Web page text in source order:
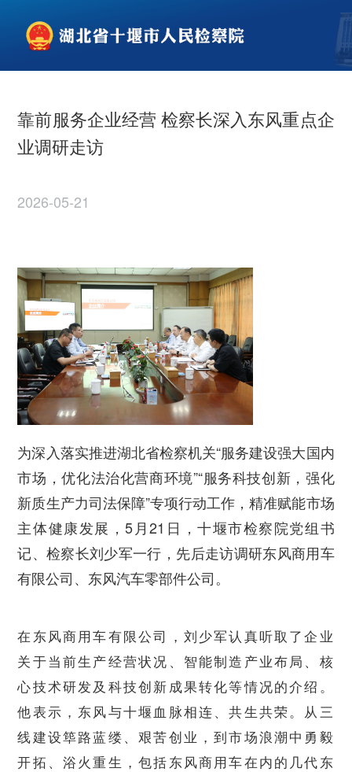
靠前服务企业经营 检察长深入东风重点企
业调研走访
2026-05-21
为深入落实推进湖北省检察机关“服务建设强大国内
市场，优化法治化营商环境”“服务科技创新，强化
新质生产力司法保障”专项行动工作，精准赋能市场
主体健康发展，5月21日，十堰市检察院党组书
记、检察长刘少军一行，先后走访调研东风商用车
有限公司、东风汽车零部件公司。
在东风商用车有限公司，刘少军认真听取了企业
关于当前生产经营状况、智能制造产业布局、核
心技术研发及科技创新成果转化等情况的介绍。
他表示，东风与十堰血脉相连、共生共荣。从三
线建设筚路蓝缕、艰苦创业，到市场浪潮中勇毅
开拓、浴火重生，包括东风商用车在内的几代东